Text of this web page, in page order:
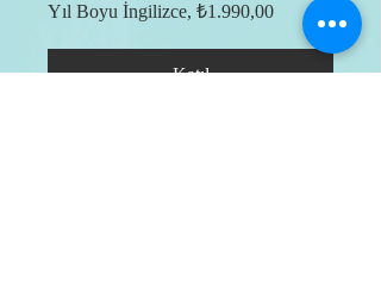
Yıl Boyu İngilizce, ₺1.990,00
Katıl